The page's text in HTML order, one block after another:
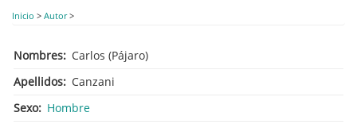
Inicio > Autor>
Nombres
Carlos (Pájaro)
Apellidos
Canzani
Sexo
Hombre